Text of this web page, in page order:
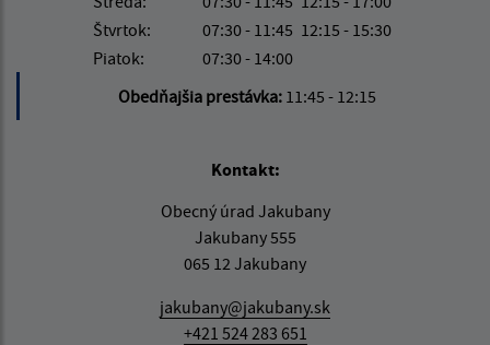
Štvrtok:
07:30 - 11:45 12:15 - 15:30
Piatok:
07:30 - 14:00
Obedňajšia prestávka: 11:45 - 12:15
Kontakt:
Obecný úrad Jakubany
Jakubany 555
065 12 Jakubany
jakubany@jakubany.sk
+421 524 283 651